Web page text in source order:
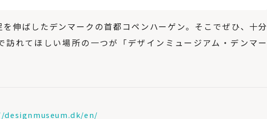
伸ばしたデンマークの首都コペンハーゲン。そこでぜひ、十分
訪れてほしい場所の一つが「デザインミュージアム・デンマー
en/